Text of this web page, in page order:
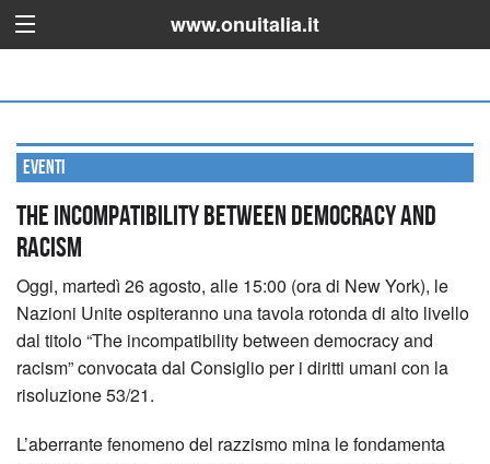
www.onuitalia.it
Eventi
The incompatibility between democracy and
racism
Oggi, martedì 26 agosto, alle 15:00 (ora di New York), le
Nazioni Unite ospiteranno una tavola rotonda di alto livello
dal titolo “The incompatibility between democracy and
racism” convocata dal Consiglio per i diritti umani con la
risoluzione 53/21.
L’aberrante fenomeno del razzismo mina le fondamenta